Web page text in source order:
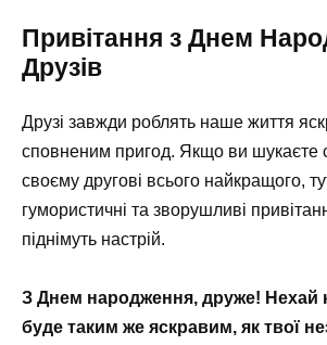
Привітання з Днем
Друзів
Друзі завжди роблять наше життя
сповненим пригод. Якщо ви шукаєте
своєму другові всього найкращого,
гумористичні та зворушливі
піднімуть настрій.
З Днем народження, друже! Нехай
буде таким же яскравим, як твої